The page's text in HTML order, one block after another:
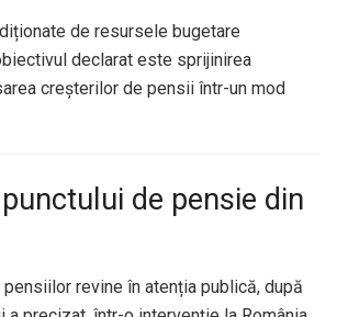
de resursele bugetare
declarat este sprijinirea
creșterilor de pensii într-un mod
de pensie din
revine în atenția publică, după